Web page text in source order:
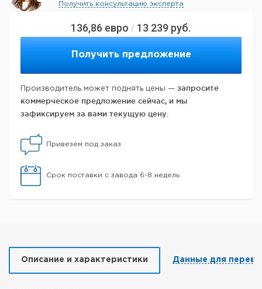
136,86 евро / 13 239 руб.
Получить предложение
Производитель может поднять цены — запросите
коммерческое предложение сейчас, и мы
зафиксируем за вами текущую цену.
Привезем под заказ
Срок поставки с завода 6-8 недель
Получить консультацию эксперта
Описание и характеристики Данные для